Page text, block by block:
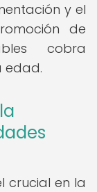
y el
de
cobra
edad.
crucial en la